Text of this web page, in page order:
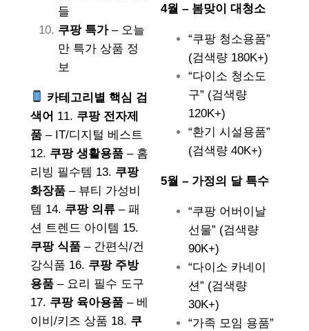
들
쿠팡 특가– 오늘
만 특가 상품 정
보
카테고리별 핵심 검
색어 11. 쿠팡 전자제
품 – IT/디지털 베스트
12. 쿠팡 생활용품 – 홈
리빙 필수템 13. 쿠팡
화장품 – 뷰티 가성비
템 14. 쿠팡 의류 – 패
션 트렌드 아이템 15.
쿠팡 식품 – 간편식/건
강식품 16. 쿠팡 주방
용품 – 요리 필수 도구
17. 쿠팡 육아용품 – 베
이비/키즈 상품 18. 쿠
4월 – 봄맞이 대청소
“쿠팡 청소용품”
(검색량 180K+)
“다이소 청소도
구” (검색량
120K+)
“환기 시설용품”
(검색량 40K+)
5월 – 가정의 달 특수
“쿠팡 어버이날
선물” (검색량
90K+)
“다이소 카네이
션” (검색량
30K+)
“가족 모임 용품”